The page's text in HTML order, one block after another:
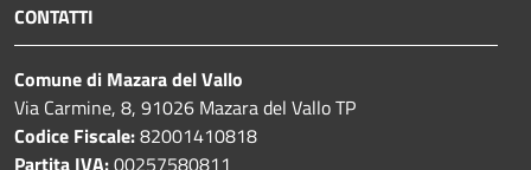
CONTATTI
Comune di Mazara del Vallo
Via Carmine, 8, 91026 Mazara del Vallo TP
Codice Fiscale:82001410818
Partita IVA:00257580811